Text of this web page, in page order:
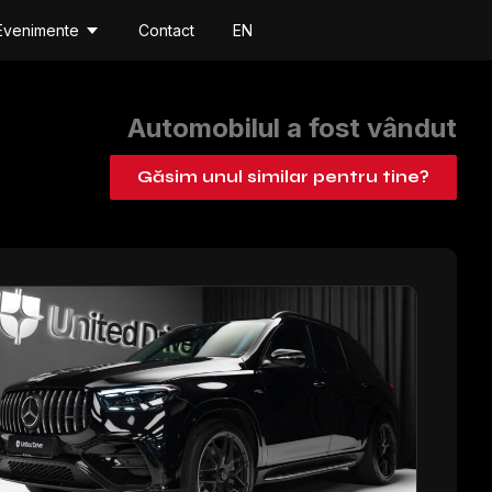
Contact EN
Automobilul a fost vândut
Găsim unul similar pentru tine?